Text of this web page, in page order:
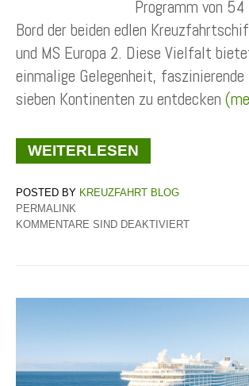
Programm von 54
Bord der beiden edlen
und MS Europa 2. Diese Vielfalt
einmalige Gelegenheit,
sieben Kontinenten zu entdecken
WEITERLESEN
KREUZFAHRT BLOG
PERMALINK
KOMMENTARE SIND DEAKTIVIERT